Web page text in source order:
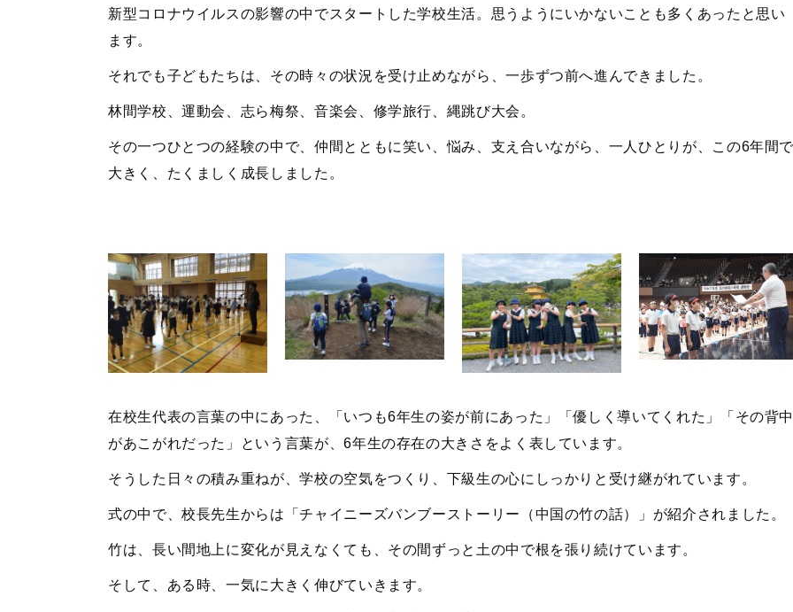
新型コロナウイルスの影響の中でスタートした学校生活。思うようにいかないことも多くあったと思い
ます。
それでも子どもたちは、その時々の状況を受け止めながら、一歩ずつ前へ進んできました。
林間学校、運動会、志ら梅祭、音楽会、修学旅行、縄跳び大会。
その一つひとつの経験の中で、仲間とともに笑い、悩み、支え合いながら、一人ひとりが、この6年間
大きく、たくましく成長しました。
在校生代表の言葉の中にあった、「いつも6年生の姿が前にあった」「優しく導いてくれた」「その背
があこがれだった」という言葉が、6年生の存在の大きさをよく表しています。
そうした日々の積み重ねが、学校の空気をつくり、下級生の心にしっかりと受け継がれています。
式の中で、校長先生からは「チャイニーズバンブーストーリー（中国の竹の話）」が紹介されました。
竹は、長い間地上に変化が見えなくても、その間ずっと土の中で根を張り続けています。
そして、ある時、一気に大きく伸びていきます。